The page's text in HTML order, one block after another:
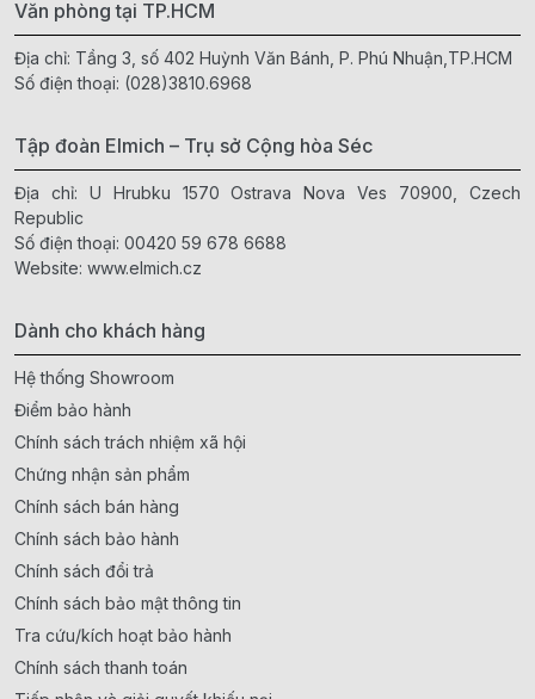
Văn phòng tại TP.HCM
Địa chỉ: Tầng 3, số 402 Huỳnh Văn Bánh, P. Phú Nhuận,TP.HCM
Số điện thoại: (028)3810.6968
Tập đoàn Elmich – Trụ sở Cộng hòa Séc
Địa chỉ: U Hrubku 1570 Ostrava Nova Ves 70900, Czech
Republic
Số điện thoại: 00420 59 678 6688
Website: www.elmich.cz
Dành cho khách hàng
Hệ thống Showroom
Điểm bảo hành
Chính sách trách nhiệm xã hội
Chứng nhận sản phẩm
Chính sách bán hàng
Chính sách bảo hành
Chính sách đổi trả
Chính sách bảo mật thông tin
Tra cứu/kích hoạt bảo hành
Chính sách thanh toán